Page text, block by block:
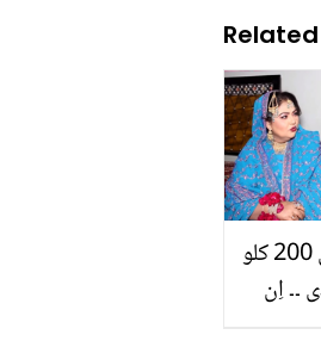
دو فٹ کے دولہا کی 200 کلو
۔۔ اِن